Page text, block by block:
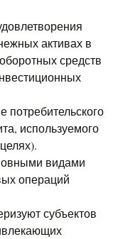
активах в
средств
потребительского
используемого
видами
операций
субъектов